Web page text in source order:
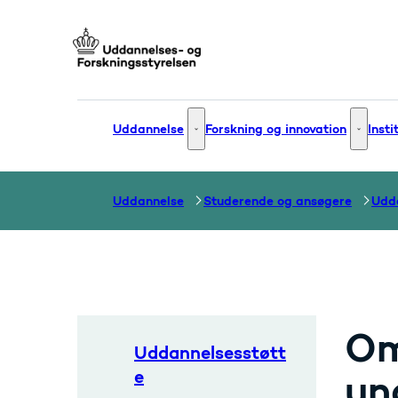
Uddannelse Uddannelse - Flere links
Forskning og innovation
Uddannelse Studerende og ansøgere
Uddannelsesstøtt
e